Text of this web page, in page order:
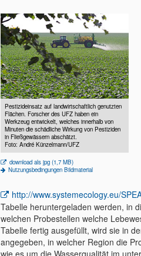
Pestizideinsatz auf landwirtschaftlich genutzten
Flächen. Forscher des UFZ haben ein
Werkzeug entwickelt, welches innerhalb von
Minuten die schädliche Wirkung von Pestiziden
in Fließgewässern abschätzt.
Foto: André Künzelmann/UFZ
download als jpg (1,7 MB)
Nutzungsbedingungen Bildmaterial
http://www.systemecology.eu/
Tabelle heruntergeladen werden, in
welchen Probestellen welche
Tabelle fertig ausgefüllt, wird sie in
angegeben, in welcher Region die
wie es um die Wasserqualität im